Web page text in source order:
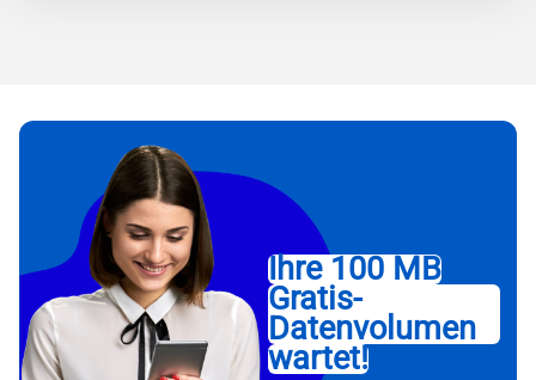
Ihre 100 MB
Gratis-
Datenvolumen
wartet!